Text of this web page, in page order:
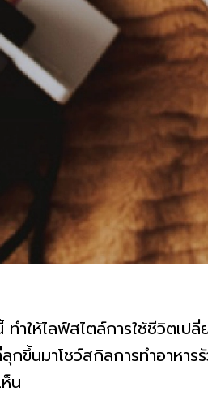
ทำให้ไลฟ์สไตล์การใช้ชีวิต
ขึ้นมาโชว์สกิลการทำอาหา
น